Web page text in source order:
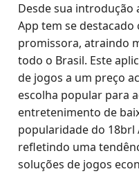
Desde sua introdução
App tem se
promissora, atraindo
todo o Brasil. Este
de jogos a um preço
escolha popular para
entretenimento de
popularidade do 18brl
refletindo uma
soluções de jogos